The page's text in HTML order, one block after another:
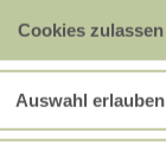
Cookies zulassen
Auswahl erlauben